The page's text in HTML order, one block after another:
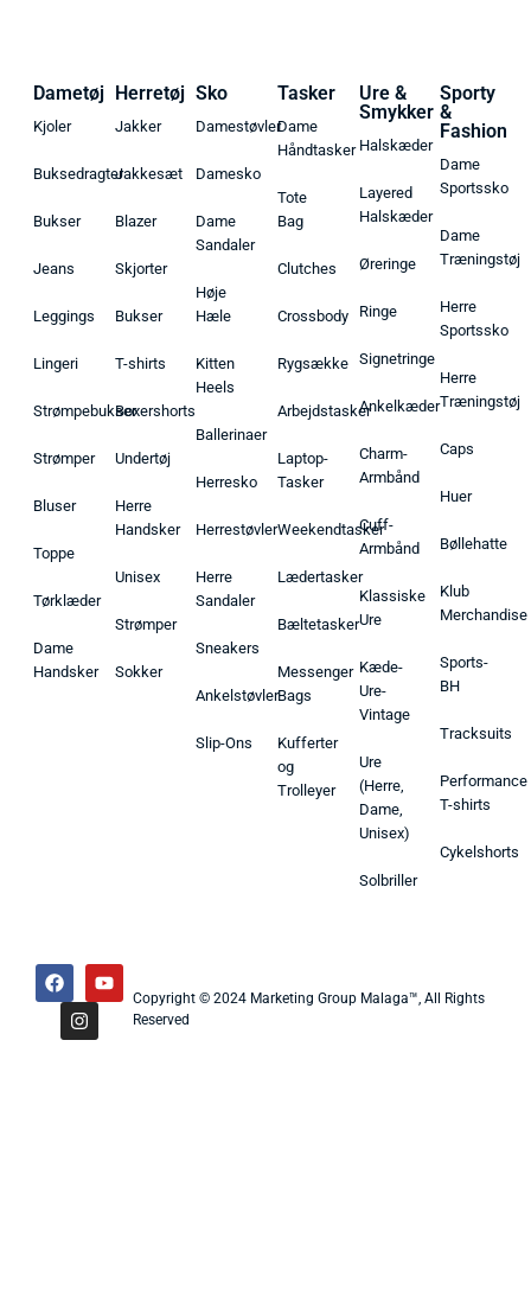
Dametøj
Kjoler
Buksedragter
Bukser
Jeans
Leggings
Lingeri
Strømpebukser
Strømper
Bluser
Toppe
Tørklæder
Dame
Handsker
Herretøj
Jakker
Jakkesæt
Blazer
Skjorter
Bukser
T-shirts
Boxershorts
Undertøj
Herre
Handsker
Unisex
Strømper
Sokker
Sko
Damestøvler
Damesko
Dame
Sandaler
Høje
Hæle
Kitten
Heels
Ballerinaer
Herresko
Herrestøvler
Herre
Sandaler
Sneakers
Ankelstøvler
Slip-Ons
Tasker
Dame
Håndtasker
Tote
Bag
Clutches
Crossbody
Rygsække
Arbejdstasker
Laptop-
Tasker
Weekendtasker
Lædertasker
Bæltetasker
Messenger
Bags
Kufferter
og
Trolleyer
Ure &
Smykker
Halskæder
Layered
Halskæder
Øreringe
Ringe
Signetringe
Ankelkæder
Charm-
Armbånd
Cuff-
Armbånd
Klassiske
Ure
Kæde-
Ure-
Vintage
Ure
(Herre,
Dame,
Unisex)
Solbriller
Sporty
&
Fashion
Dame
Sportssko
Dame
Træningstøj
Herre
Sportssko
Herre
Træningstøj
Caps
Huer
Bøllehatte
Klub
Merchandise
Sports-
BH
Tracksuits
Performance
T-shirts
Cykelshorts
Copyright © 2024 Marketing Group Malaga™, All Rights
Reserved